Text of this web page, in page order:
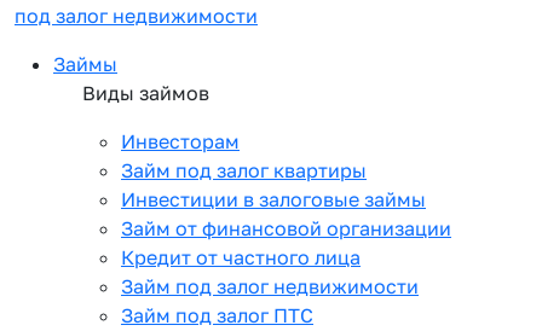
под залог недвижимости
Займы
Виды займов
Инвесторам
Займ под залог квартиры
Инвестиции в залоговые займы
Займ от финансовой организации
Кредит от частного лица
Займ под залог недвижимости
Займ под залог ПТС